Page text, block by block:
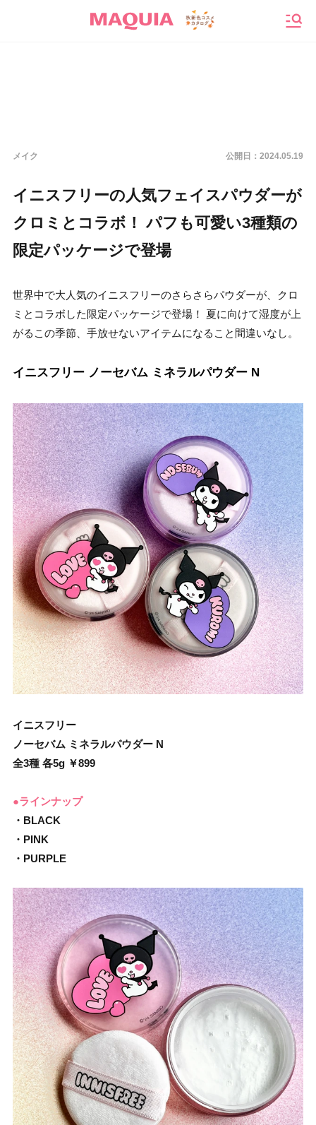
メイク 公開日： 2024.05.19
イニスフリーの人気フェイスパウダーが
クロミとコラボ！ パフも可愛い3種類の
限定パッケージで登場
世界中で大人気のイニスフリーのさらさらパウダーが、クロ
ミとコラボした限定パッケージで登場！ 夏に向けて湿度が上
がるこの季節、手放せないアイテムになること間違いなし。
イニスフリー ノーセバム ミネラルパウダー N
イニスフリー
ノーセバム ミネラルパウダー N
全3種 各5g ￥899
●ラインナップ
・BLACK
・PINK
・PURPLE